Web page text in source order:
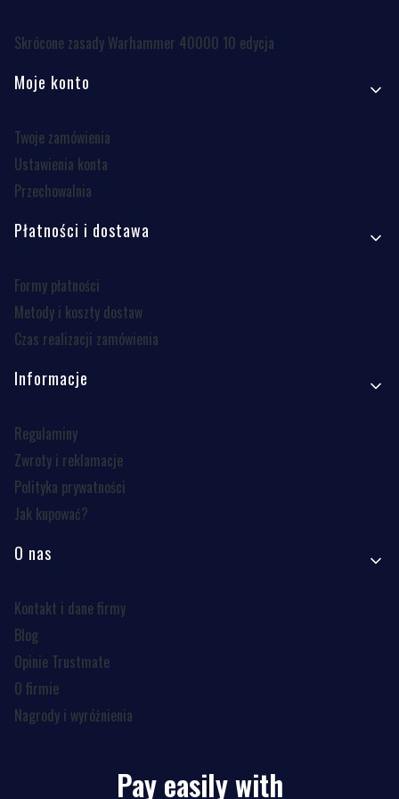
Skrócone zasady Warhammer 40000 10 edycja
Moje konto
Twoje zamówienia
Ustawienia konta
Przechowalnia
Płatności i dostawa
Formy płatności
Metody i koszty dostaw
Czas realizacji zamówienia
Informacje
Regulaminy
Zwroty i reklamacje
Polityka prywatności
Jak kupować?
O nas
Kontakt i dane firmy
Blog
Opinie Trustmate
O firmie
Nagrody i wyróżnienia
Pay easily with